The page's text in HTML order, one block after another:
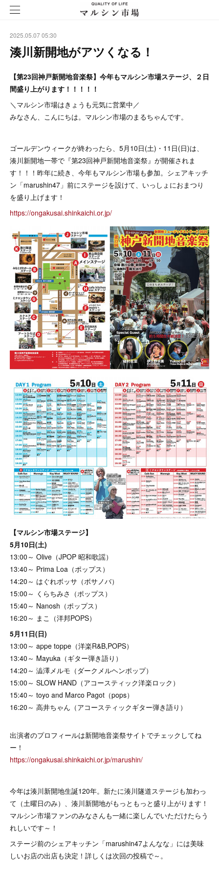
2025.05.07 05:30
湊川新開地がアツくなる！
【第23回神戸新開地音楽祭】今年もマルシン市場ステージ、２日
間盛り上がります！！！！！
＼マルシン市場はきょうも元気に営業中／
みなさん、こんにちは。マルシン市場のまるちゃんです。
ゴールデンウィークが終わったら、5月10日(土)・11日(日)は、
湊川新開地一帯で『第23回神戸新開地音楽祭』が開催されま
す！！！昨年に続き、今年もマルシン市場も参加。シェアキッチ
ン「marushin47」前にステージを設けて、いっしょにおまつり
を盛り上げます！
https://ongakusai.shinkaichi.or.jp/
【マルシン市場ステージ】
5月10日(土)
13:00～ Olive（JPOP 昭和歌謡）
13:40～ Prima Loa（ポップス）
14:20～ はぐれボッサ（ボサノバ）
15:00～ くらちみさ（ポップス）
15:40～ Nanosh（ポップス）
16:20～ まこ（洋邦POPS）
5月11日(日)
13:00～ appe toppe（洋楽R&B,POPS）
13:40～ Mayuka（ギター弾き語り）
14:20～ 澁澤メルモ（ダークメルヘンポップ）
15:00～ SLOW HAND（アコースティック洋楽ロック）
15:40～ toyo and Marco Pagot（pops）
16:20～ 高井ちゃん（アコースティックギター弾き語り）
出演者のプロフィールは新開地音楽祭サイトでチェックしてね
ー！
https://ongakusai.shinkaichi.or.jp/marushin/
今年は湊川新開地生誕120年。新たに湊川隧道ステージも加わっ
て（土曜日のみ）、湊川新開地がもっともっと盛り上がります！
マルシン市場ファンのみなさんも一緒に楽しんでいただけたらう
れしいです～！
ステージ前のシェアキッチン「marushin47よんなな」には美味
しいお店の出店も決定！詳しくは次回の投稿で～。